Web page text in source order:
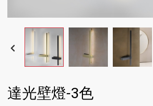
達光壁燈-3色